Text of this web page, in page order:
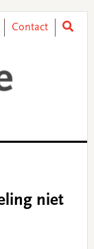
Contact
niet